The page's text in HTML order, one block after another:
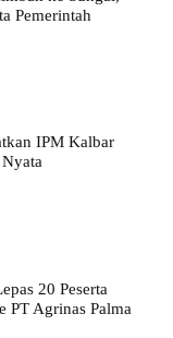
Pemerintah
IPM Kalbar
20 Peserta
PT Agrinas Palma